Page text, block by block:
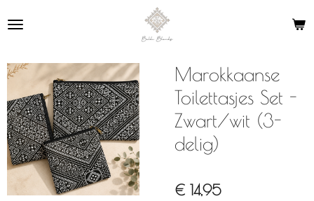
direct
de
hoofdinhoud
Marokkaanse
Toilettasjes Set -
Zwart/wit (3-
delig)
€ 14,95